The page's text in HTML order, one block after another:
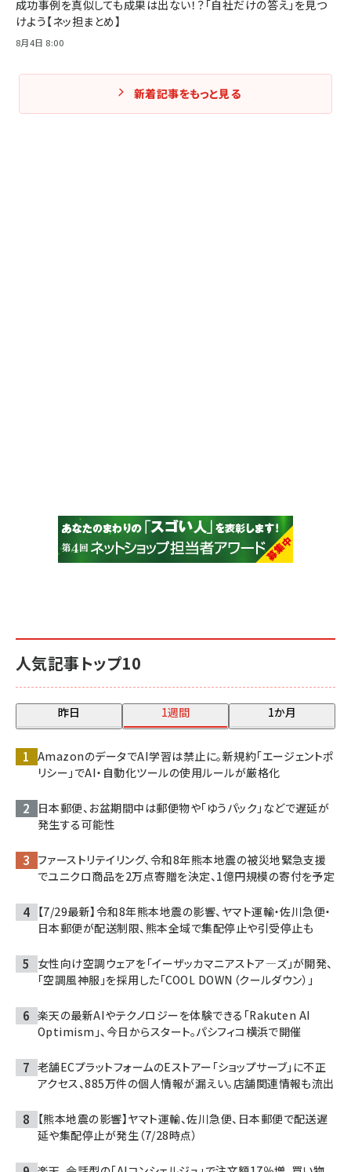
人気記事トップ10
昨日 1週間 1か月
AmazonのデータでAI学習は禁止に。新規約「エージェントポ
リシー」でAI・自動化ツールの使用ルールが厳格化
日本郵便、お盆期間中は郵便物や「ゆうパック」などで遅延が
発生する可能性
ファーストリテイリング、令和8年熊本地震の被災地緊急支援
でユニクロ商品を2万点寄贈を決定、1億円規模の寄付を予定
【7/29最新】令和8年熊本地震の影響、ヤマト運輸・佐川急便・
日本郵便が配送制限、熊本全域で集配停止や引受停止も
女性向け空調ウェアを「イーザッカマニアストア―ズ」が開発、
「空調風神服」を採用した「COOL DOWN（クールダウン）」
楽天の最新AIやテクノロジーを体験できる「Rakuten AI
Optimism」、今日からスタート。パシフィコ横浜で開催
老舗ECプラットフォームのEストアー「ショップサーブ」に不正
アクセス、885万件の個人情報が漏えい。店舗関連情報も流出
【熊本地震の影響】ヤマト運輸、佐川急便、日本郵便で配送遅
延や集配停止が発生（7/28時点）
成功事例を真似しても成果は出ない！？「自社だけの答え」を見つ
けよう【ネッ担まとめ】
8月4日 8:00
新着記事をもっと見る